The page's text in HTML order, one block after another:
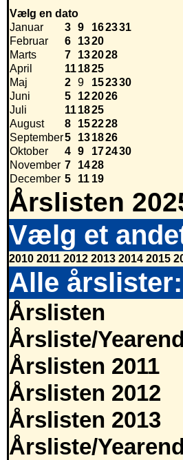
Vælg en dato
Januar
3 9 162331
Februar
6 1320
Marts
7 132028
April
111825
Maj
2 9 152330
Juni
5 122026
Juli
111825
August
8 152228
September5 131826
Oktober
4 9 172430
November 7 1428
December 5 11 19
Årslisten
Vælg et
2010 2011 2012 2013 2014 2015
Alle årslister:
Årslisten
Årsliste/
Årslisten 2011
Årslisten 2012
Årslisten 2013
Årsliste/